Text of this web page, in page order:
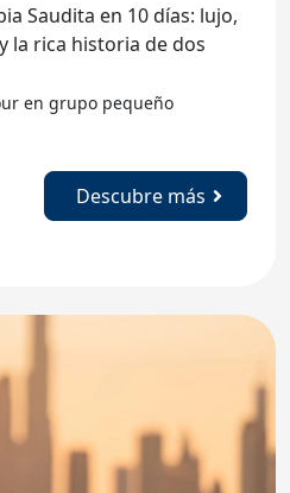
Saudita en 10 días: lujo,
la rica historia de dos
en grupo pequeño
Descubre más